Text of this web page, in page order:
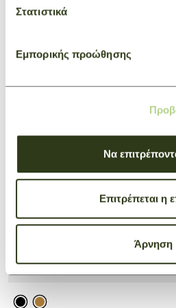
Στατιστικά
Εμπορικής προώθησης
Να
Επιτρέπεται η
Άρνηση